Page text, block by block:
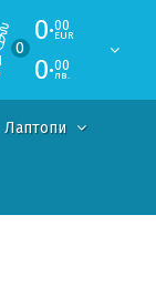
0
0·00
EUR
0·00
лв.
Лаптопи